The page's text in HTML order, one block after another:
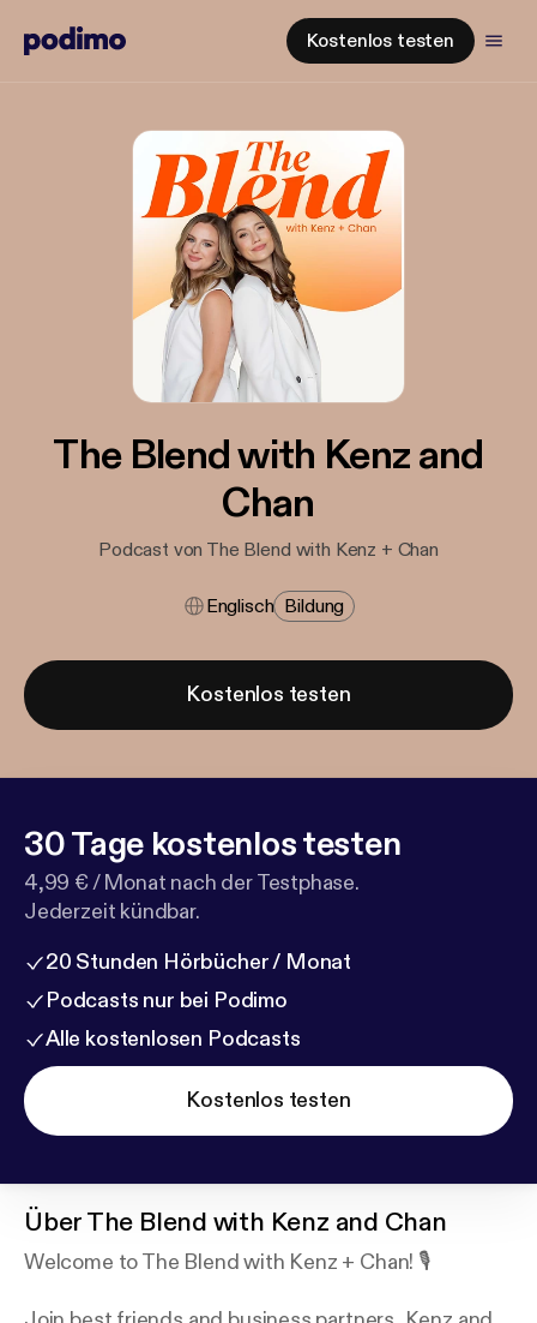
Kostenlos testen
The Blend with Kenz and
Chan
Podcast von The Blend with Kenz + Chan
Englisch Bildung
Kostenlos testen
30 Tage kostenlos testen
4,99 € / Monat nach der Testphase.
Jederzeit kündbar.
20 Stunden Hörbücher / Monat
Podcasts nur bei Podimo
Alle kostenlosen Podcasts
Kostenlos testen
ÜberThe Blend with Kenz and Chan
Welcome to The Blend with Kenz + Chan! 🎙️